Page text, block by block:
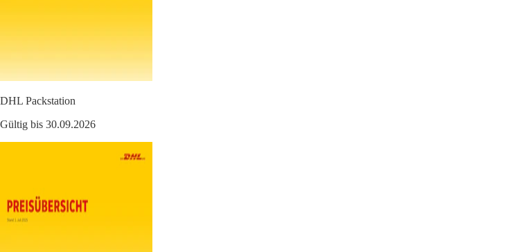
DHL Packstation
Gültig bis 30.09.2026